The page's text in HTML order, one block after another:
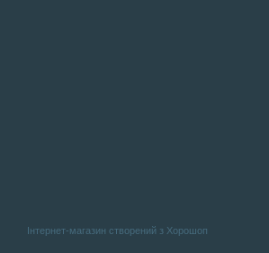
Інтернет-магазин створений з Хорошоп